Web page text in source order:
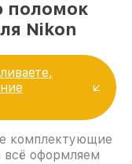
поломок
Nikon
комплектующие
всё оформляем